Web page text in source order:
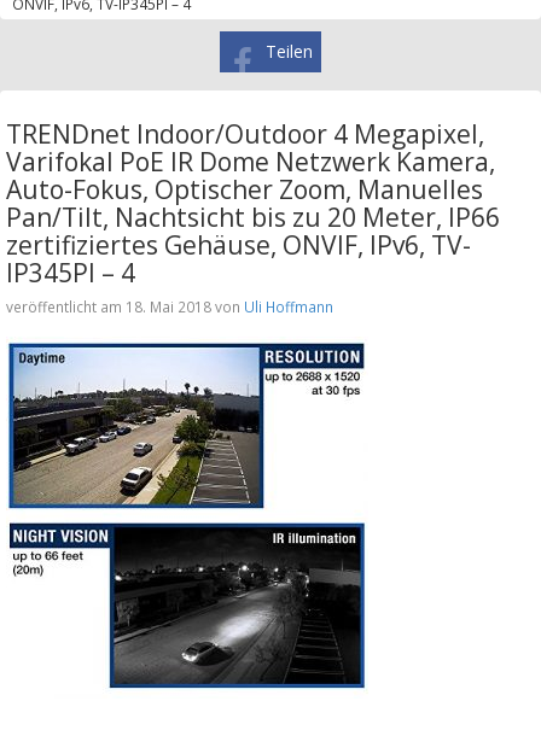
Teilen
TRENDnet Indoor/Outdoor 4 Megapixel,
Varifokal PoE IR Dome Netzwerk Kamera,
Auto-Fokus, Optischer Zoom, Manuelles
Pan/Tilt, Nachtsicht bis zu 20 Meter, IP66
zertifiziertes Gehäuse, ONVIF, IPv6, TV-
IP345PI – 4
veröffentlicht am 18. Mai 2018 von Uli Hoffmann